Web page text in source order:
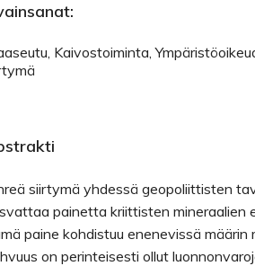
Kaivostoiminta,
siirtymä yhdessä geopoliittisten
painetta kriittisten mineraalien
paine kohdistuu enenevissä määrin
on perinteisesti ollut